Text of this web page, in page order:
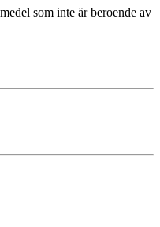
som inte är beroende av